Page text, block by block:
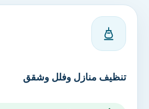
تنظيف منازل وفلل وشقق